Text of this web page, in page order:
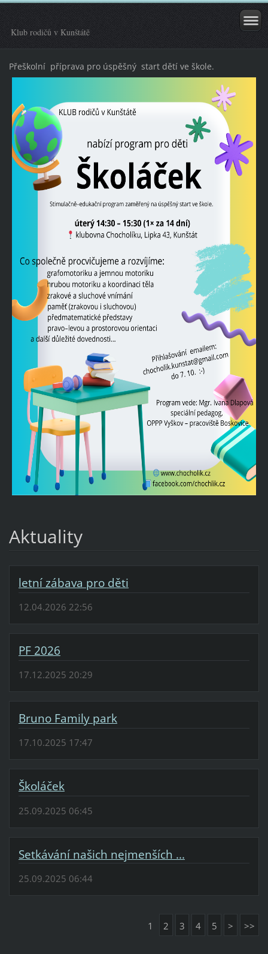
Klub rodičů v Kunštátě
Přeškolní příprava pro úspěšný start dětí ve škole.
Aktuality
letní zábava pro děti
12.04.2026 22:56
PF 2026
17.12.2025 20:29
Bruno Family park
17.10.2025 17:47
Školáček
25.09.2025 06:45
Setkávání našich nejmenších ...
25.09.2025 06:44
1 2 3 4 5 > >>